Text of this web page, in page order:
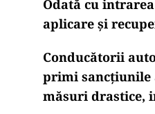
Odată cu
aplicare și
Conducătorii
primi sancțiunile
măsuri drastice,